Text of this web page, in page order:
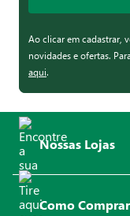
Ao clicar em cadastrar,
novidades e ofertas.
aqui.
Nossas Lojas
Como